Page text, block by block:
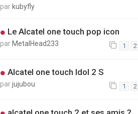
par kubyfly
Le Alcatel one touch pop icon
par MetalHead233 1 2
Alcatel one touch Idol 2 S
parjujubou 1 2